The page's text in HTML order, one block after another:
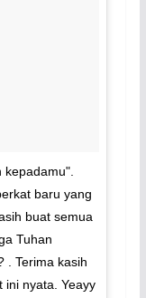
baru yang
buat semua
Tuhan
. Terima kasih
ini nyata. Yeayy